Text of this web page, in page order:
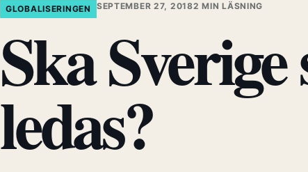
GLOBALISERINGEN SEPTEMBER 27, 20182 MIN LÄSNING
Ska
ledas?